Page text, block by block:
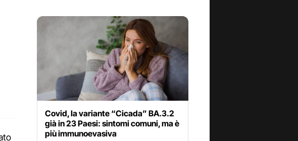
Covid, la variante “Cicada” BA.3.2
già in 23 Paesi: sintomi comuni, ma è
più immunoevasiva